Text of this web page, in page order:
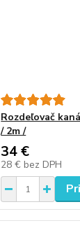
Rozdeľovač
/ 2m /
34 €
28 € bez DPH